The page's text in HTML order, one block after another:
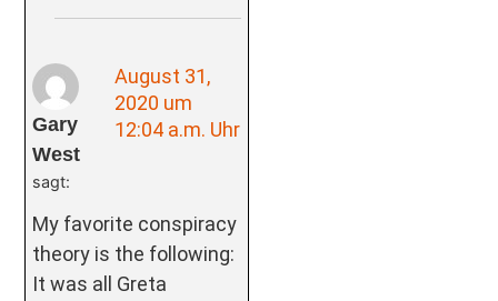
Gary
West
sagt:
August 31,
2020 um
12:04 a.m. Uhr
My favorite conspiracy
theory is the following:
It was all Greta